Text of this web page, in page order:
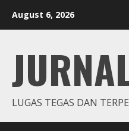
August 6, 2026
LUGAS TEGAS DAN